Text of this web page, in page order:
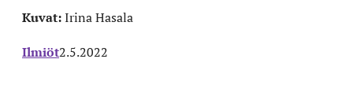
Kuvat:Irina Hasala
Ilmiöt2.5.2022